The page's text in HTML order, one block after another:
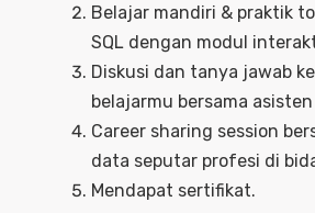
Belajar mandiri & praktik
SQL dengan modul
Diskusi dan tanya jawab
belajarmu bersama
Career sharing session
data seputar profesi di
Mendapat sertifikat.